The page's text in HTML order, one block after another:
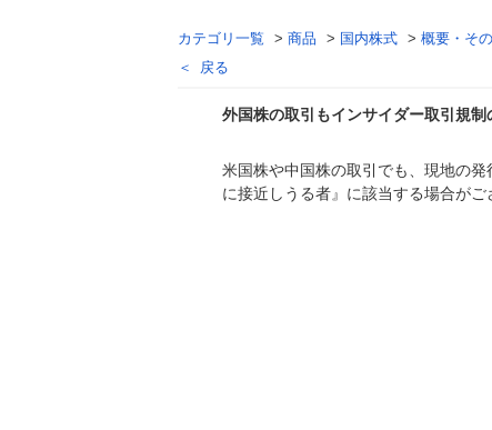
カテゴリ一覧 > 商品 > 国内株式 > 概要・そ
戻る
外国株の取引もインサイダー取引規制
回答
米国株や中国株の取引でも、現地の
に接近しうる者』に該当する場合が